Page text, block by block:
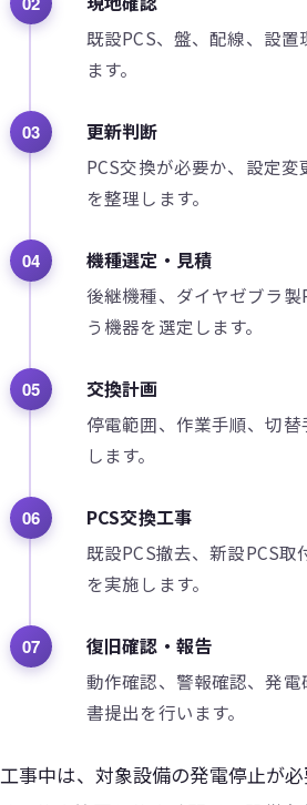
既設PCS、盤、配線、設
ます。
03 更新判断
PCS交換が必要か、設定
を整理します。
04 機種選定・見積
後継機種、ダイヤゼブラ製
う機器を選定します。
05 交換計画
停電範囲、作業手順、切
します。
06 PCS交換工事
既設PCS撤去、新設PCS
を実施します。
07 復旧確認・報告
動作確認、警報確認、発
書提出を行います。
工事中は、対象設備の発電停止が